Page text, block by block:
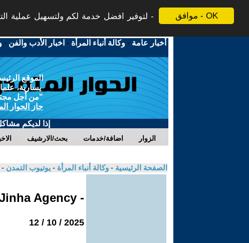
موافق - OK
لتوفير افضل خدمة لكم ولتسهيل عملية
أخبار عامة -وكالة أنباء المرأة - اخبار الأدب والفن -
الموقع
يسارية،
"من أجل
حاز الحوار
إذا لديكم
بحث/الارشيف اضافة/خدمات الزوار
الصفحة الرئيسية - وكالة أنباء المرأة - يوتيوب التمدن -
- Jinha Agency
2025 / 10 / 12